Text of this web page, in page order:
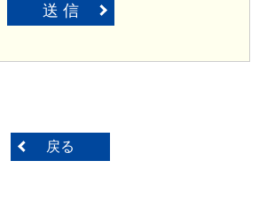
送 信
戻る